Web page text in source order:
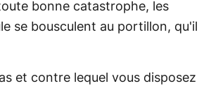
bonne catastrophe, les
se bousculent au portillon, qu'il
et contre lequel vous disposez